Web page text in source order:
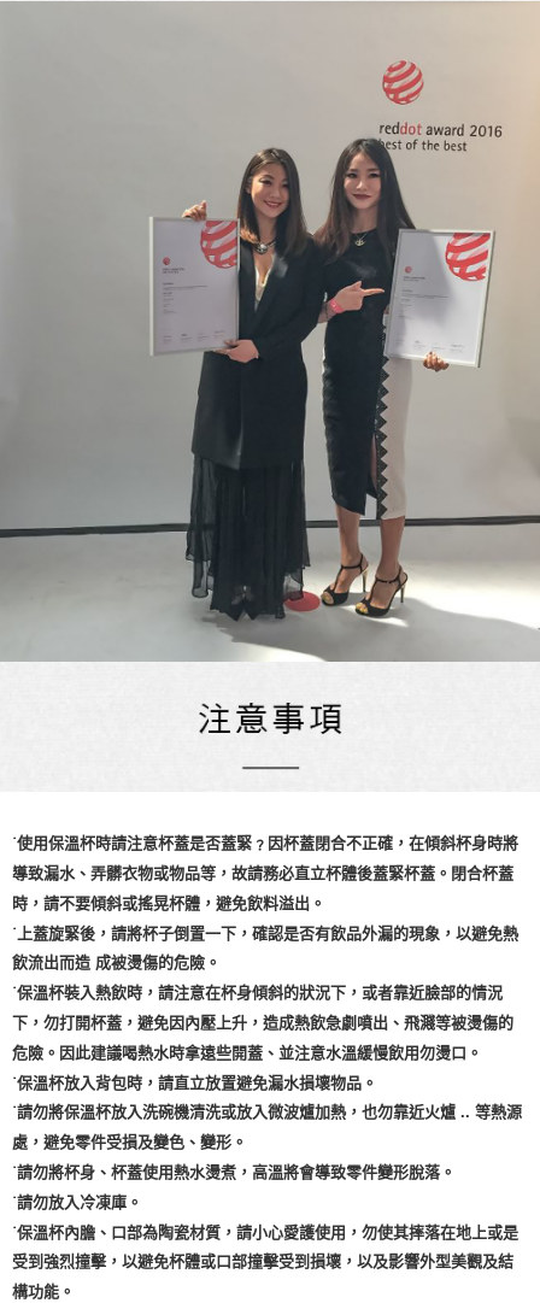
˙使用保溫杯時請注意杯蓋是否蓋緊﹖因杯蓋閉合不正確，在傾斜杯身時將
導致漏水、弄髒衣物或物品等，故請務必直立杯體後蓋緊杯蓋。閉合杯蓋
時，請不要傾斜或搖晃杯體，避免飲料溢出。
˙上蓋旋緊後，請將杯子倒置一下，確認是否有飲品外漏的現象，以避免熱
飲流出而造 成被燙傷的危險。
˙保溫杯裝入熱飲時，請注意在杯身傾斜的狀況下，或者靠近臉部的情況
下，勿打開杯蓋，避免因內壓上升，造成熱飲急劇噴出、飛濺等被燙傷的
危險。因此建議喝熱水時拿遠些開蓋、並注意水溫緩慢飲用勿燙口。
˙保溫杯放入背包時，請直立放置避免漏水損壞物品。
˙請勿將保溫杯放入洗碗機清洗或放入微波爐加熱，也勿靠近火爐 .. 等熱源
處，避免零件受損及變色、變形。
˙請勿將杯身、杯蓋使用熱水燙煮，高溫將會導致零件變形脫落。
˙請勿放入冷凍庫。
˙保溫杯內膽、口部為陶瓷材質，請小心愛護使用，勿使其摔落在地上或是
受到強烈撞擊，以避免杯體或口部撞擊受到損壞，以及影響外型美觀及結
構功能。